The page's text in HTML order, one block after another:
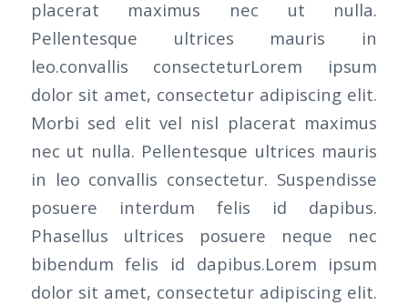
placerat maximus nec ut nulla.
Pellentesque ultrices mauris in
leo.convallis consecteturLorem ipsum
dolor sit amet, consectetur adipiscing elit.
Morbi sed elit vel nisl placerat maximus
nec ut nulla. Pellentesque ultrices mauris
in leo convallis consectetur. Suspendisse
posuere interdum felis id dapibus.
Phasellus ultrices posuere neque nec
bibendum felis id dapibus.Lorem ipsum
dolor sit amet, consectetur adipiscing elit.